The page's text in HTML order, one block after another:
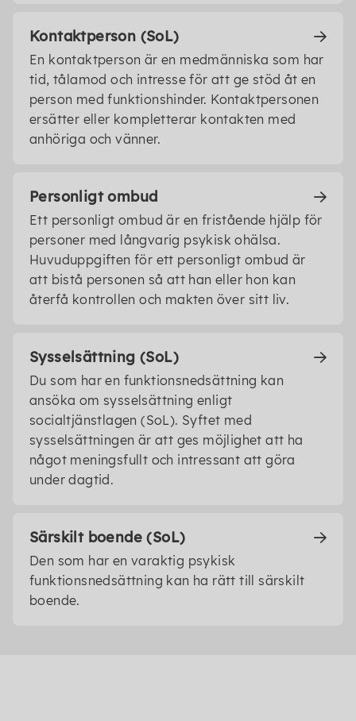
Kontaktperson (SoL)
En kontaktperson är en medmänniska som har
tid, tålamod och intresse för att ge stöd åt en
person med funktionshinder. Kontaktpersonen
ersätter eller kompletterar kontakten med
anhöriga och vänner.
Personligt ombud
Ett personligt ombud är en fristående hjälp för
personer med långvarig psykisk ohälsa.
Huvuduppgiften för ett personligt ombud är
att bistå personen så att han eller hon kan
återfå kontrollen och makten över sitt liv.
Sysselsättning (SoL)
Du som har en funktionsnedsättning kan
ansöka om sysselsättning enligt
socialtjänstlagen (SoL). Syftet med
sysselsättningen är att ges möjlighet att ha
något meningsfullt och intressant att göra
under dagtid.
Särskilt boende (SoL)
Den som har en varaktig psykisk
funktionsnedsättning kan ha rätt till särskilt
boende.